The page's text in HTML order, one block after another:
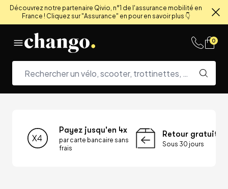
Découvrez notre partenaire Qivio, n°1 de l'assurance mobilité en
France ! Cliquez sur "Assurance" en pour en savoir plus 👇
0
Payez jusqu'en 4x
par carte bancaire sans
frais
Retour gratuit
Sous 30 jours